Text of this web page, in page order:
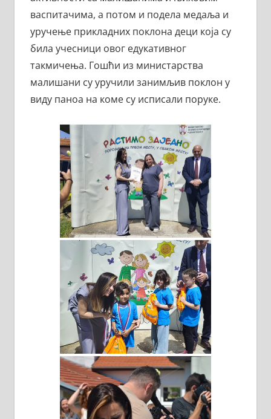
васпитачима, а потом и подела медаља и
уручење прикладних поклона деци која су
била учесници овог едукативног
такмичења. Гошћи из министарства
малишани су уручили занимљив поклон у
виду паноа на коме су исписали поруке.